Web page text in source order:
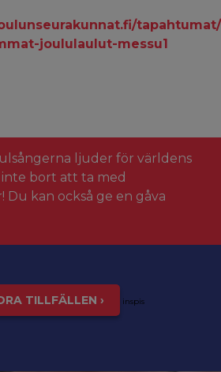
tapahtumat/
joululaulut-messu1
ljuder för världens
bort att ta med
Du kan också ge en gåva
TILLFÄLLEN › inspis